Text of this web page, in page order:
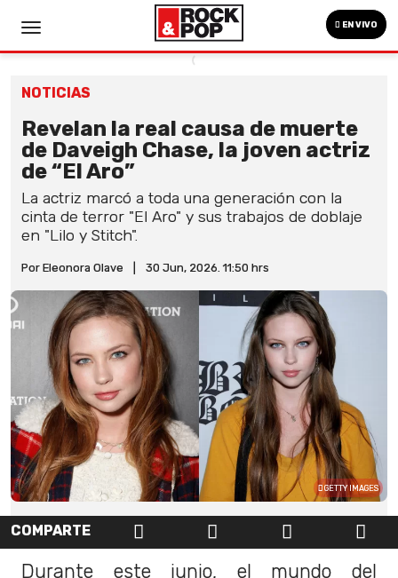
EN VIVO
NOTICIAS
Revelan la real causa de muerte
de Daveigh Chase, la joven actriz
de “El Aro”
La actriz marcó a toda una generación con la
cinta de terror "El Aro" y sus trabajos de doblaje
en "Lilo y Stitch".
Por Eleonora Olave 30 Jun, 2026. 11:50 hrs
GETTY IMAGES
COMPARTE
Durante este junio, el mundo del